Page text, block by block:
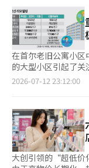
店的竞争力，形成共
厅的折扣商品包。根
取商品。由于库存
宜50%至60%。实
元的价格买到了蛋
评不断。 在生活用品领域，专门处理库存和翻新商品的线下商店
成为主要渠道。专
牌“金刚百货”，其
和内容的增多，使消
致实际收入减少，而
便宜的选择。”
的新顾客是年轻人
纷前来钟路5街的药
发生变化。长期以来
以更便宜的价格购买
血压、糖尿病等慢
近，寻求脱发治疗
在钟路5街工作超过
年轻男性都带着脱发
方，补充道：“这是
者数量上也有所体现
发就医的患者数量
者50712人。20和30
局街的新顾客中，年
来寻求减肥。2030
额由原来的30万韩元
也分别从5000万韩元提升至
和行李延误费用30万
元。 各计划的保障数量也进行了差异化。原先三个计划均为26项
保障，调整后高端
使得客户可以根据旅
端型计划还包括气候
KB保险公司相关人
费用负担。我们将根
保便利性。”※ 本报
在首尔老旧公寓小
的大型小区引起了
（乌成2·3单元·极
期改造协会于2日召
建设参加，导致流标
协议的可能性较大。 重建是首尔整治项目市场的首选方式，但现
有容积率较高的小区
降。乌极新选择改造
2026-07-12 23:12:00
大创引领的“超低价